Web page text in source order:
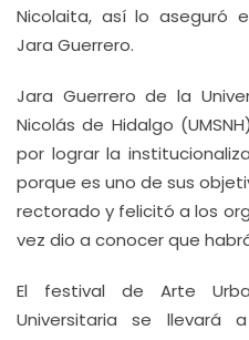
Nicolaita, así lo aseguró
Jara Guerrero.
Jara Guerrero de la
Nicolás de Hidalgo
por lograr la
porque es uno de sus
rectorado y felicitó a los
vez dio a conocer que
El festival de Arte
Universitaria se